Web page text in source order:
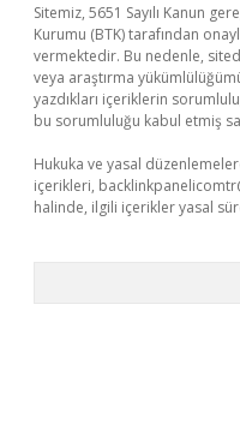
Sitemiz, 5651 Sayılı Kanun
Kurumu (BTK) tarafından
vermektedir. Bu nedenle,
veya araştırma
yazdıkları içeriklerin
bu sorumluluğu kabul etmiş
Hukuka ve yasal
içerikleri,
halinde, ilgili içerikler yasal